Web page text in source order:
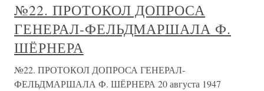
№22. ПРОТОКОЛ ДОПРОСА
ГЕНЕРАЛ-ФЕЛЬДМАРШАЛА Ф.
ШЁРНЕРА
№22. ПРОТОКОЛ ДОПРОСА ГЕНЕРАЛ-
ФЕЛЬДМАРШАЛА Ф. ШЁРНЕРА 20 августа 1947